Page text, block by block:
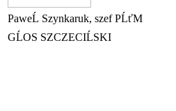
PaweĹ Szynkaruk, szef PĹťM
GĹOS SZCZECIĹSKI